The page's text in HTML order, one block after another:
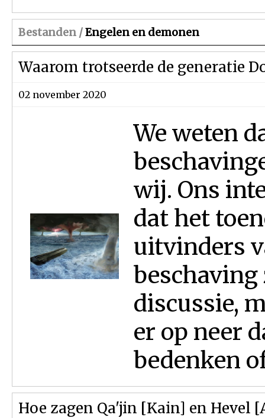
Bestanden /Engelen en demonen
Waarom trotseerde de generatie
02 november 2020
We weten
wij. Ons
dat het
uitvinders
beschaving
discussie,
er op neer
bedenken
Hoe zagen Qa'jin [Kain] en Hevel